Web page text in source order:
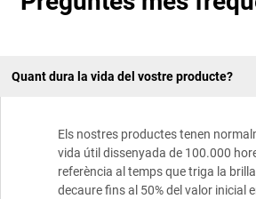
Quant dura la vida del vostre producte?
Els nostres productes tenen
vida útil dissenyada de 100.000
referència al temps que triga la
decaure fins al 50% del valor inicial